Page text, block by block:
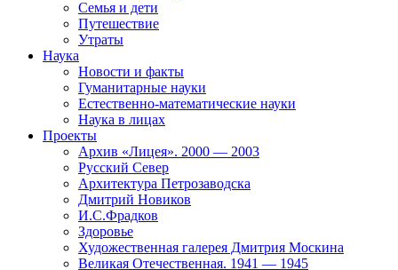
Семья и дети
Путешествие
Утраты
Наука
Новости и факты
Гуманитарные науки
Естественно-математические науки
Наука в лицах
Проекты
Архив «Лицея». 2000 — 2003
Русский Север
Архитектура Петрозаводска
Дмитрий Новиков
И.С.Фрадков
Здоровье
Художественная галерея Дмитрия Москина
Великая Отечественная. 1941 — 1945